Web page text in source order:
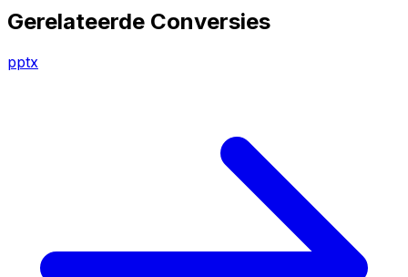
Gerelateerde Conversies
pptx